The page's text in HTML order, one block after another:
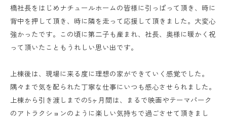
橋社長をはじめナチュールホームの皆様に引っぱって頂き、時に
背中を押して頂き、時に隣を走って応援して頂きました。大変心
強かったです。この頃に第二子も産まれ、社長、奥様に暖かく祝
って頂いたこともうれしい思い出です。
上棟後は、現場に来る度に理想の家ができていく感覚でした。
隅々まで気を配られた丁寧な仕事にいつも感心させられました。
上棟から引き渡しまでの5ヶ月間は、まるで映画やテーマパーク
のアトラクションのように楽しい気持ちで過ごさせて頂きまし